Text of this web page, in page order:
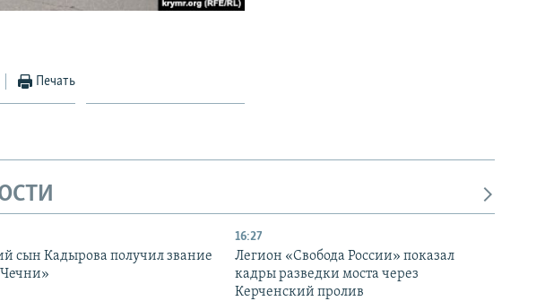
Печать
сын Кадырова получил звание
Чечни»
16:27
Легион «Свобода России» показал
кадры разведки моста через
Керченский пролив